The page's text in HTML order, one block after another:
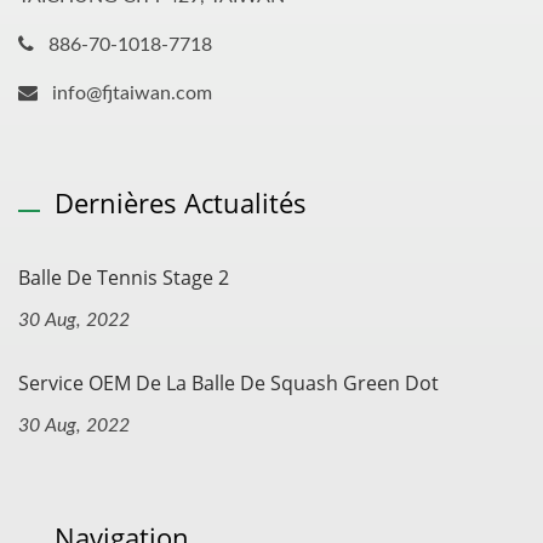
886-70-1018-7718
info@fjtaiwan.com
Dernières Actualités
Balle De Tennis Stage 2
30 Aug, 2022
Service OEM De La Balle De Squash Green Dot
30 Aug, 2022